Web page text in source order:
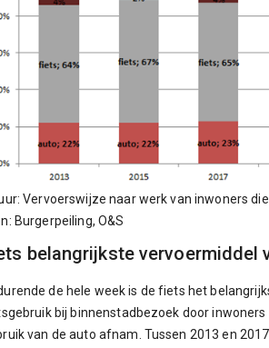
Vervoerswijze naar werk van inwoners
Burgerpeiling, O&S
belangrijkste
de hele week is de fiets het
bij binnenstadbezoek door
van de auto afnam. Tussen 2013 en